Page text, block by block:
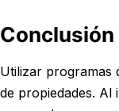
Conclusión
Utilizar programas
de propiedades.